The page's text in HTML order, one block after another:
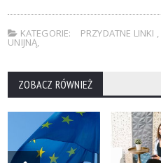
KATEGORIE: PRZYDATNE LINKI ,
UNIJNĄ,
ZOBACZ RÓWNIEŻ